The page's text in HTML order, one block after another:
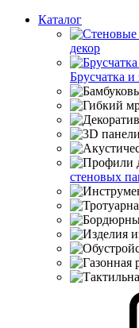
Каталог
декор
Брусчатка и
стеновых